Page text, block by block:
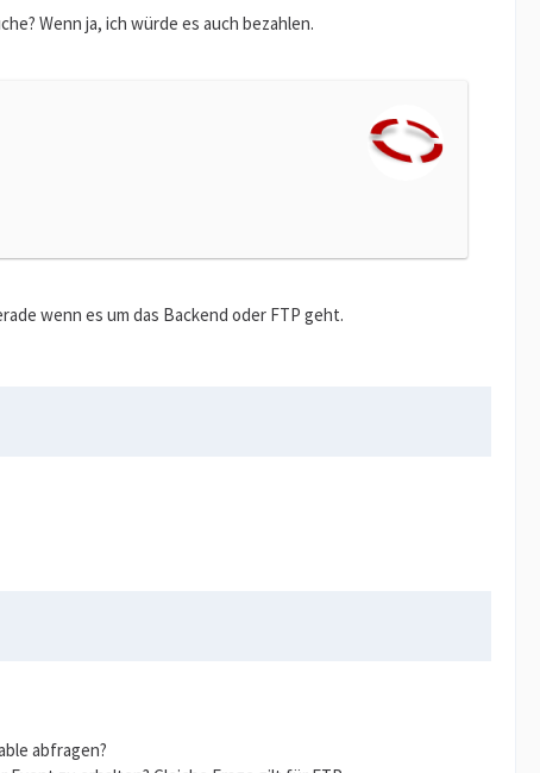
Wenn ja, ich würde es auch bezahlen.
wenn es um das Backend oder FTP geht.
abfragen?